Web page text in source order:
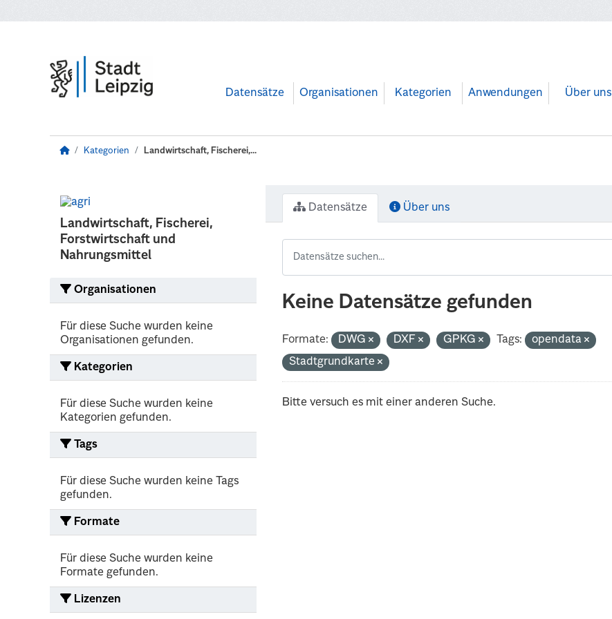
Datensätze Organisationen Kategorien Anwendungen Über uns
Kategorien Landwirtschaft, Fischerei,...
Landwirtschaft, Fischerei,
Forstwirtschaft und
Nahrungsmittel
Organisationen
Für diese Suche wurden keine
Organisationen gefunden.
Kategorien
Für diese Suche wurden keine
Kategorien gefunden.
Tags
Für diese Suche wurden keine Tags
gefunden.
Formate
Für diese Suche wurden keine
Formate gefunden.
Lizenzen
Datensätze Über uns
Keine Datensätze gefunden
Formate: DWG DXF GPKG Tags:
opendata
Stadtgrundkarte
Bitte versuch es mit einer anderen Suche.